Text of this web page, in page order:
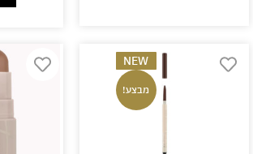
NEW
מבצע!